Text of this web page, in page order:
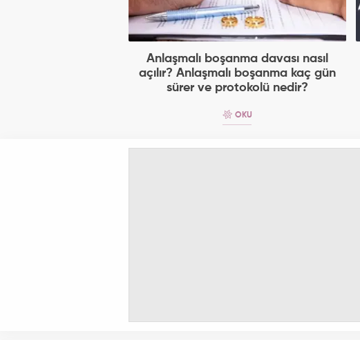
Anlaşmalı boşanma davası nasıl
açılır? Anlaşmalı boşanma kaç gün
sürer ve protokolü nedir?
OKU